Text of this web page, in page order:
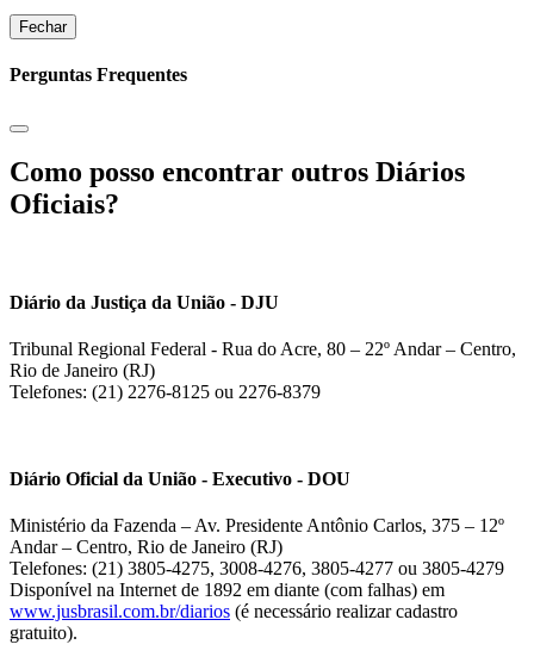
Fechar
Perguntas Frequentes
Como posso encontrar outros Diários
Oficiais?
Diário da Justiça da União - DJU
Tribunal Regional Federal - Rua do Acre, 80 – 22º Andar – Centro,
Rio de Janeiro (RJ)
Telefones: (21) 2276-8125 ou 2276-8379
Diário Oficial da União - Executivo - DOU
Ministério da Fazenda – Av. Presidente Antônio Carlos, 375 – 12º
Andar – Centro, Rio de Janeiro (RJ)
Telefones: (21) 3805-4275, 3008-4276, 3805-4277 ou 3805-4279
Disponível na Internet de 1892 em diante (com falhas) em
www.jusbrasil.com.br/diarios (é necessário realizar cadastro
gratuito).